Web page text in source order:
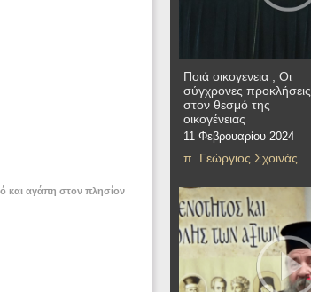
και αγάπη στον πλησίον
Ποιά οικογενεια ; Οι
σύγχρονες προκλήσεις
στον θεσμό της
οικογένειας
11 Φεβρουαρίου 2024
π. Γεώργιος Σχοινάς